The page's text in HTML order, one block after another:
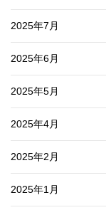
2025年7月
2025年6月
2025年5月
2025年4月
2025年2月
2025年1月